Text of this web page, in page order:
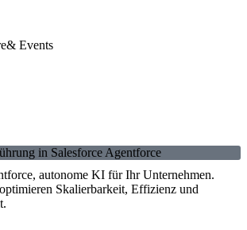
Events
in Salesforce Agentforce
autonome KI für Ihr Unternehmen.
Skalierbarkeit, Effizienz und